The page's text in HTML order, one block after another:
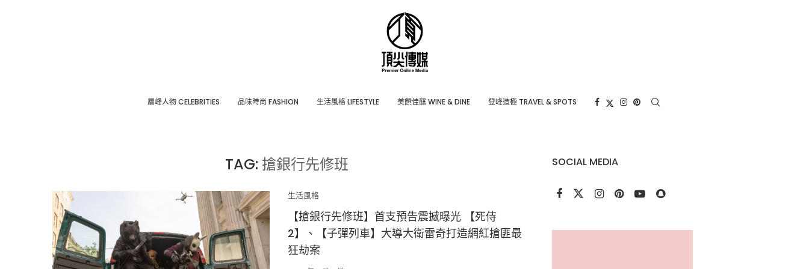
層峰⼈物 CELEBRITIES 品味時尚 FASHION ⽣活風格 LIFESTYLE 美饌佳釀 WINE & DINE 登峰造極 TRAVEL & SPOTS
TAG: 搶銀行先修班
生活風格
【搶銀行先修班】首支預告震撼曝光 【死侍
2】、【子彈列車】大導大衛雷奇打造網紅搶匪最
狂劫案
SOCIAL MEDIA